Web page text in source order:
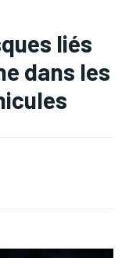
liés
dans les